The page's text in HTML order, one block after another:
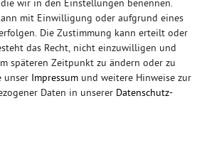
Store.de - Alle Rechte vorbehalten.
MwSt. und zzgl. Versandkosten
Komplettanlagen,
Universalteile, Fächerkrümmer,
Ersatzrohr und Auspuffzubehör.
MOTORSPORT, EISENMANN, ULTER
wir in den Einstellungen benennen.
mit Einwilligung oder aufgrund eines
Die Zustimmung kann erteilt oder
das Recht, nicht einzuwilligen und
späteren Zeitpunkt zu ändern oder zu
unser Impressum und weitere Hinweise zur
Daten in unserer Daten­schutz­